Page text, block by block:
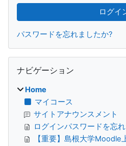
パスワードを忘れましたか?
ナビゲーション
Home
マイコース
サイトアナウンスメント
ログインパスワードを忘
【重要】島根大学Moodle